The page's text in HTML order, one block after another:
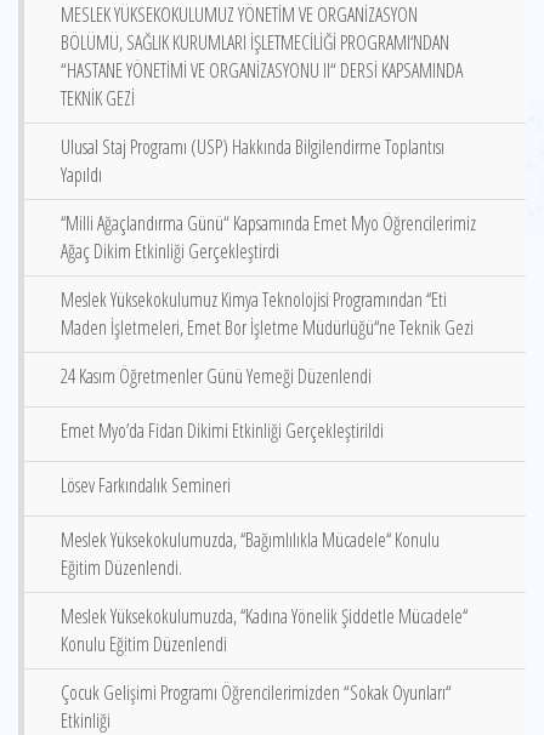
MESLEK YÜKSEKOKULUMUZ YÖNETİM VE ORGANİZASYON
BÖLÜMÜ, SAĞLIK KURUMLARI İŞLETMECİLİĞİ PROGRAMI‘NDAN
“HASTANE YÖNETİMİ VE ORGANİZASYONU II“ DERSİ KAPSAMINDA
TEKNİK GEZİ
Ulusal Staj Programı (USP) Hakkında Bilgilendirme Toplantısı
Yapıldı
‘‘Milli Ağaçlandırma Günü“ Kapsamında Emet Myo Öğrencilerimiz
Ağaç Dikim Etkinliği Gerçekleştirdi
Meslek Yüksekokulumuz Kimya Teknolojisi Programından ‘‘Eti
Maden İşletmeleri, Emet Bor İşletme Müdürlüğü‘‘ne Teknik Gezi
24 Kasım Öğretmenler Günü Yemeği Düzenlendi
Emet Myo’da Fidan Dikimi Etkinliği Gerçekleştirildi
Lösev Farkındalık Semineri
Meslek Yüksekokulumuzda, ‘‘Bağımlılıkla Mücadele‘‘ Konulu
Eğitim Düzenlendi.
Meslek Yüksekokulumuzda, ‘‘Kadına Yönelik Şiddetle Mücadele‘‘
Konulu Eğitim Düzenlendi
Çocuk Gelişimi Programı Öğrencilerimizden “Sokak Oyunları“
Etkinliği